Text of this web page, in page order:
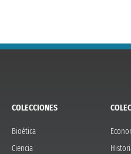
COLECCIONES
Bioética
Ciencia